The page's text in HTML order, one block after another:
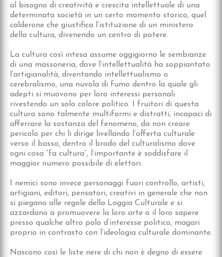
al bisogno di creatività e crescita intellettuale di una
determinata società in un certo momento storico, quel
calderone che giustifica l’istituzione di un ministero
della cultura, divenendo un centro di potere.
La cultura così intesa assume oggigiorno le sembianze
di una massoneria, dove l’intellettualità ha soppiantato
l’artigianalità, diventando intellettualismo o
cerebralismo, una nuvola di fumo dentro la quale gli
adepti si muovono per loro interessi personali
rivestendo un solo colore politico. I fruitori di questa
cultura sono talmente multiformi e distratti, incapaci di
afferrare la sostanza del fenomeno, da non creare
pericolo per chi li dirige livellando l’offerta culturale
verso il basso, dentro il brodo del culturalismo dove
ogni cosa “fa cultura”, l’importante è soddisfare il
maggior numero possibile di elettori.
I nemici sono invece personaggi fuori controllo, artisti,
artigiani, editori, pensatori, creativi in generale che non
si piegano alle regole della Loggia Culturale e si
azzardano a promuovere la loro arte o il loro sapere
presso qualche altro polo d’interesse politico, magari
proprio in contrasto con l’ideologia culturale dominante.
Nascono così le liste nere di chi non è degno di essere